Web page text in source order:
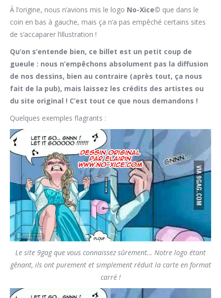
À l’origine, nous n’avions mis le logo No-Xice© que dans le
coin en bas à gauche, mais ça n’a pas empêché certains sites
de s’accaparer l’illustration !
Qu’on s’entende bien, ce billet est un petit coup de
gueule : nous n’empêchons absolument pas la diffusion
de nos dessins, bien au contraire (après tout, ça nous
fait de la pub), mais laissez les crédits des artistes ou
du site original ! C’est tout ce que nous demandons !
Quelques exemples flagrants :
Le site 9gag que vous connaissez sûrement… Notre logo étant
gênant, ils ont purement et simplement réduit la carte en format
carré !